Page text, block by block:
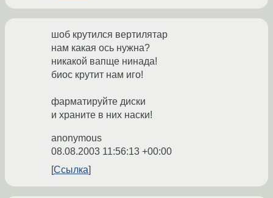
шоб крутился вертилятар
нам какая ось нужна?
никакой вапще нинада!
биос крутит нам иго!
фарматируйте диски
и храните в них наски!
anonymous
08.08.2003 11:56:13 +00:00
Ссылка